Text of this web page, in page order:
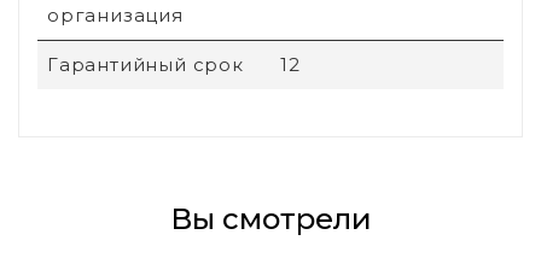
организация
Гарантийный срок 12
Вы смотрели